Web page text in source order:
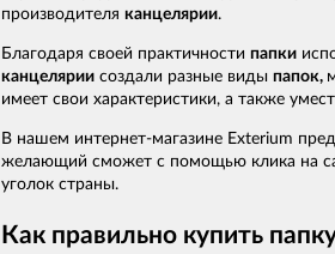
производителя канцелярии.
Благодаря своей практичности папки
канцелярии создали разные виды папок,
имеет свои характеристики, а также
В нашем интернет-магазине Exterium
желающий сможет с помощью клика на
уголок страны.
Как правильно купить